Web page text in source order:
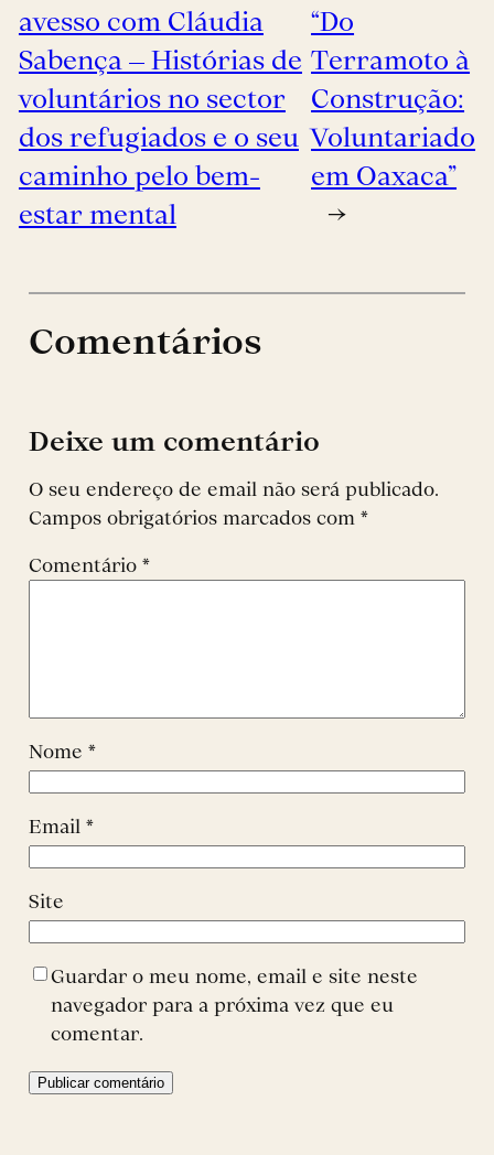
avesso com Cláudia
Sabença – Histórias de
voluntários no sector
dos refugiados e o seu
caminho pelo bem-
estar mental
“Do
Terramoto à
Construção:
Voluntariado
em Oaxaca”
→
Comentários
Deixe um comentário
O seu endereço de email não será publicado.
Campos obrigatórios marcados com *
Comentário *
Nome *
Email *
Site
Guardar o meu nome, email e site neste
navegador para a próxima vez que eu
comentar.